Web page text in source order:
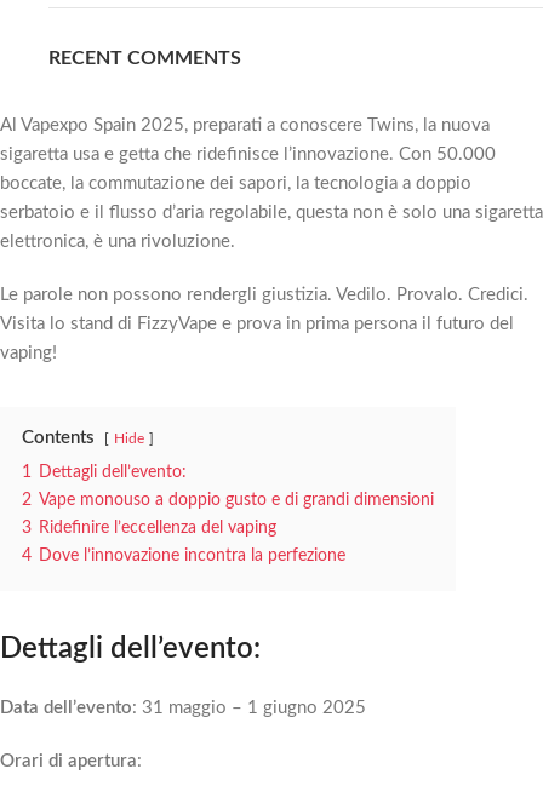
RECENT COMMENTS
Al Vapexpo Spain 2025, preparati a conoscere Twins, la nuova
sigaretta usa e getta che ridefinisce l’innovazione. Con 50.000
boccate, la commutazione dei sapori, la tecnologia a doppio
serbatoio e il flusso d’aria regolabile, questa non è solo una sigaretta
elettronica, è una rivoluzione.
Le parole non possono rendergli giustizia. Vedilo. Provalo. Credici.
Visita lo stand di FizzyVape e prova in prima persona il futuro del
vaping!
Contents Hide
1 Dettagli dell’evento:
2 Vape monouso a doppio gusto e di grandi dimensioni
3 Ridefinire l’eccellenza del vaping
4 Dove l’innovazione incontra la perfezione
Dettagli dell’evento:
Data dell’evento: 31 maggio – 1 giugno 2025
Orari di apertura: